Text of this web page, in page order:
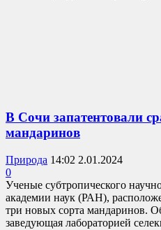
В Сочи запатентовали
мандаринов
Природа 14:02 2.01.2024
0
Ученые субтропического
академии наук (РАН),
три новых сорта мандаринов.
заведующая лабораторией